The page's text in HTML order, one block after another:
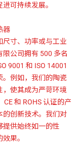
可持续发展。
器
尺寸、功率或与工业
公司拥有 500 多名
9001 和 ISO 14001
例如，我们的陶瓷
使其成为严苛环境
和 ROHS 认证的产
的创新技术。我们对
提供始终如一的性
果。